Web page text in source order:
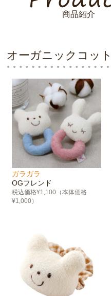
商品紹介
オーガニックコッ
ガラガラ
OGフレンド
税込価格¥1,100（本体価格
¥1,000）